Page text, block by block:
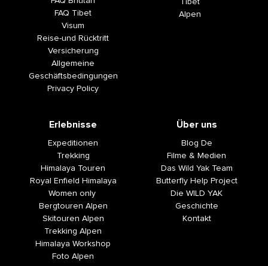
FAQ Tibet
Visum
Reise-und Rücktritt
Versicherung
Allgemeine
Geschäftsbedingungen
Privacy Policy
Alpen
Erlebnisse
Expeditionen
Trekking
Himalaya Touren
Royal Enfield Himalaya
Women only
Bergtouren Alpen
Skitouren Alpen
Trekking Alpen
Himalaya Workshop
Foto Alpen
Über uns
Blog De
Filme & Medien
Das Wild Yak Team
Butterfly Help Project
Die WILD YAK
Geschichte
Kontakt